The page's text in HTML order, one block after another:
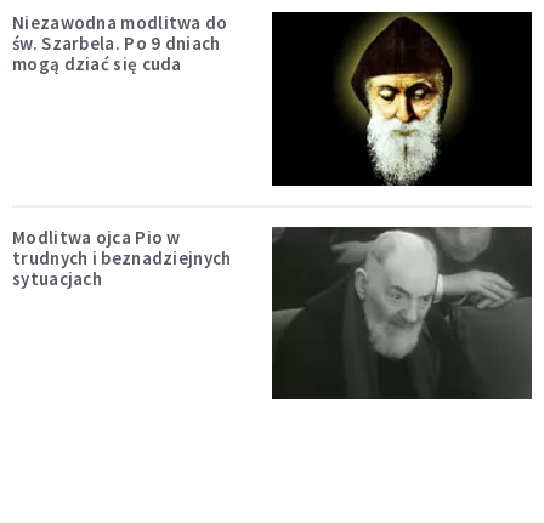
Niezawodna modlitwa do
św. Szarbela. Po 9 dniach
mogą dziać się cuda
Modlitwa ojca Pio w
trudnych i beznadziejnych
sytuacjach